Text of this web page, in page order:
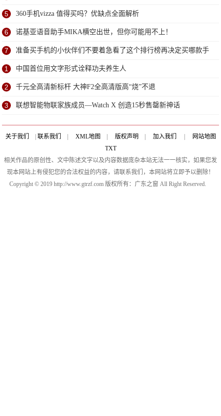
5 360手机vizza 值得买吗？优缺点全面解析
6 诺基亚语音助手MIKA横空出世，但你可能用不上！
7 准备买手机的小伙伴们不要着急看了这个排行榜再决定买哪款手
机吧
1 中国首位用文字形式诠释功夫养生人
2 千元全高清新标杆 大神F2全高清版高“烧”不退
3 联想智能物联家族成员—Watch X 创造15秒售罄新神话
关于我们 | 联系我们 | XML地图 | 版权声明 | 加入我们 |
网站地图
TXT
相关作品的原创性、文中陈述文字以及内容数据庞杂本站无法一一核实，如果您发
现本网站上有侵犯您的合法权益的内容，请联系我们，本网站将立即予以删除！
Copyright © 2019 http://www.gtrzf.com 版权所有：广东之窗 All Right Reserved.